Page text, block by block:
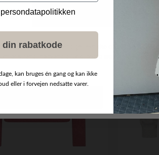
NYHED
din rabatkode
kan bruges én gang og kan ikke
eller i forvejen nedsatte varer.